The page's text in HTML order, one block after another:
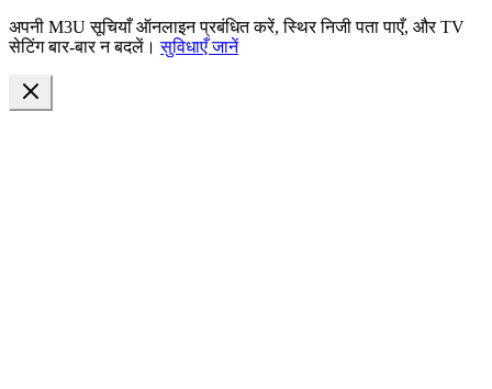
अपनी M3U सूचियाँ ऑनलाइन प्रबंधित करें, स्थिर निजी पता पाएँ, और TV
सेटिंग बार-बार न बदलें। सुविधाएँ जानें